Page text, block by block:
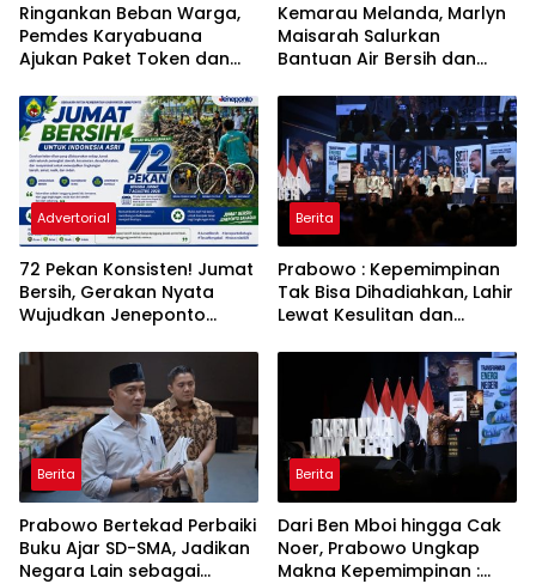
Ringankan Beban Warga,
Pemdes Karyabuana
Ajukan Paket Token dan
PLN
Kemarau Melanda, Marlyn
Maisarah Salurkan
Bantuan Air Bersih dan
Babakan Madang
Advertorial
72 Pekan Konsisten! Jumat
Bersih, Gerakan Nyata
Wujudkan Jeneponto
ASRI
Berita
Prabowo : Kepemimpinan
Tak Bisa Dihadiahkan, Lahir
Lewat Kesulitan dan
Berita
Prabowo Bertekad Perbaiki
Buku Ajar SD-SMA, Jadikan
Negara Lain sebagai
Berita
Dari Ben Mboi hingga Cak
Noer, Prabowo Ungkap
Makna Kepemimpinan :